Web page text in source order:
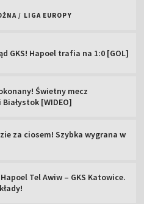
/ LIGA EUROPY
GKS! Hapoel trafia na 1:0 [GOL]
Świetny mecz
[WIDEO]
za ciosem! Szybka wygrana w
Tel Awiw – GKS Katowice.